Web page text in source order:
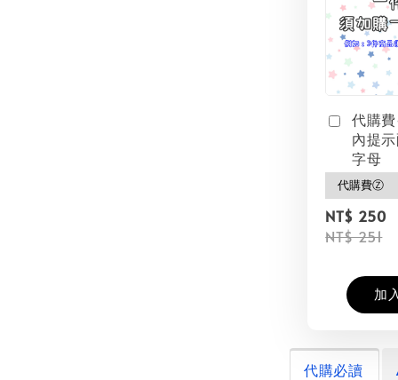
代購
內提
字母
NT$ 250
NT$ 251
加
代購必讀